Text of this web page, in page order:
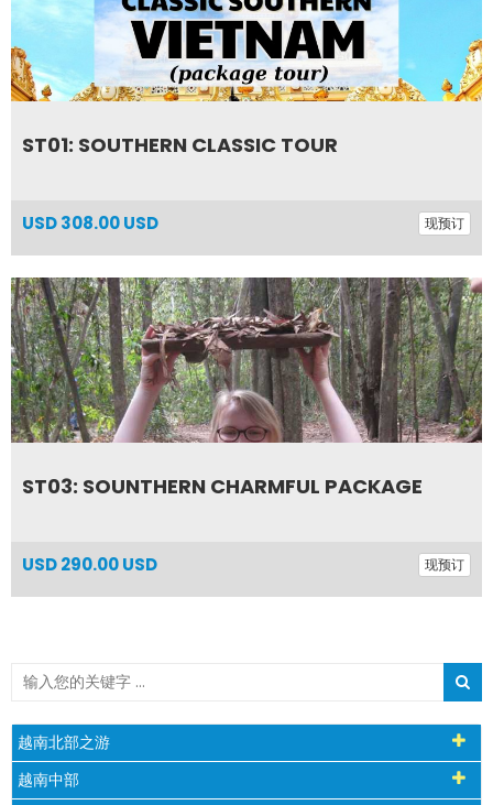
ST01: SOUTHERN CLASSIC TOUR
USD308.00 USD 现预订
ST03: SOUNTHERN CHARMFUL PACKAGE
USD290.00 USD 现预订
越南北部之游
越南中部